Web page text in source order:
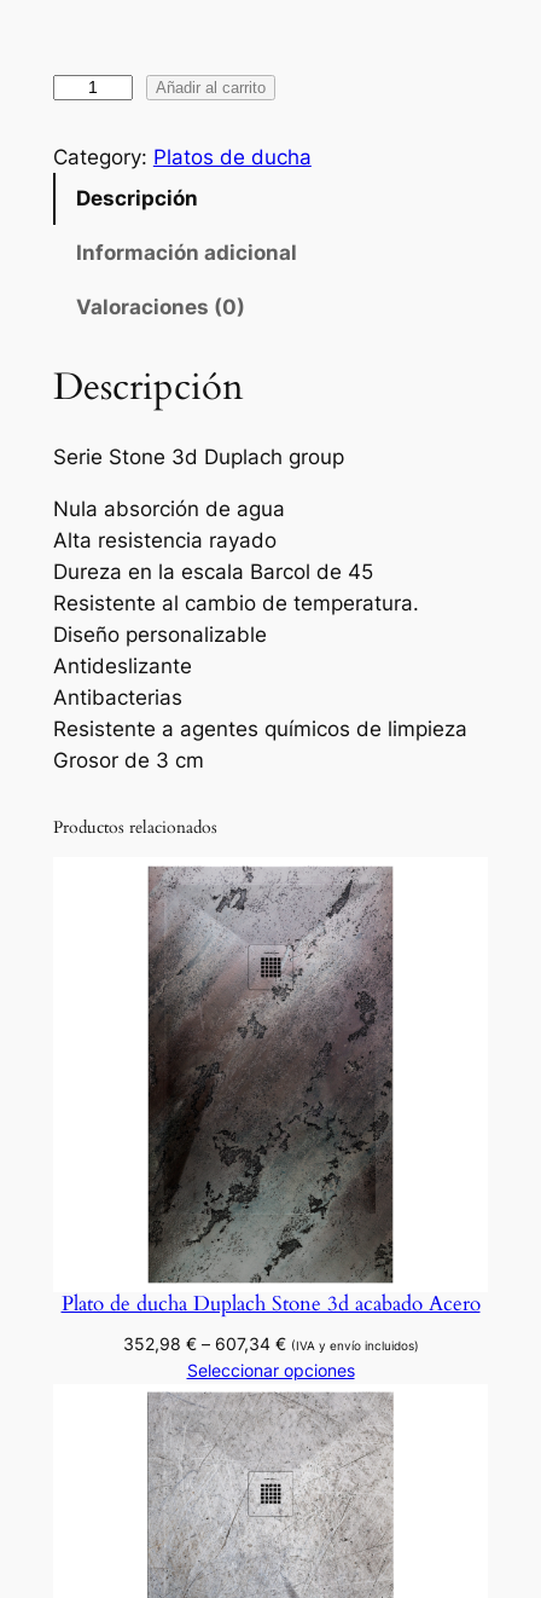
a
c
h
D
u
p
l
a
c
h
S
t
o
Añadir al carrito
Category: Platos de ducha
Descripción
Información adicional
Valoraciones (0)
Descripción
Serie Stone 3d Duplach group
Nula absorción de agua
Alta resistencia rayado
Dureza en la escala Barcol de 45
Resistente al cambio de temperatura.
Diseño personalizable
Antideslizante
Antibacterias
Resistente a agentes químicos de limpieza
Grosor de 3 cm
Productos relacionados
Plato de ducha Duplach Stone 3d acabado Acero
352,98 € – 607,34 €Rango
de
precios:
desde
352,98 €
hasta
607,34 €
(IVA y envío incluidos)
Seleccionar opciones